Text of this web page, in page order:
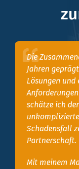
Die
Jahren
Lösungen und
schätze ich
Schadensfall
Partnerschaft.
Mit meinem